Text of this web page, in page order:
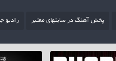
پخش آهنگ در سایتهای معتبر رادیو